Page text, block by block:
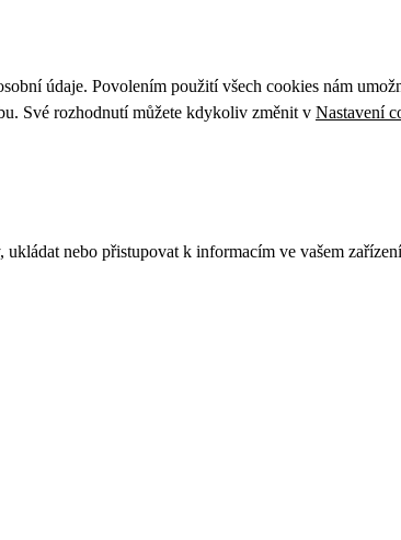
údaje. Povolením použití všech cookies nám
Své rozhodnutí můžete kdykoliv změnit v Nastavení
nebo přistupovat k informacím ve vašem